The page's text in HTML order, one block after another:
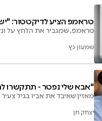
טראמפ הציע לדיקטטור:
טראמפ, שמגביר את הלחץ על
שמעון כץ
"אבא שלי נפטר - תתקשרו
מאזין שאיבד את אביו בגיל
יצחק חן